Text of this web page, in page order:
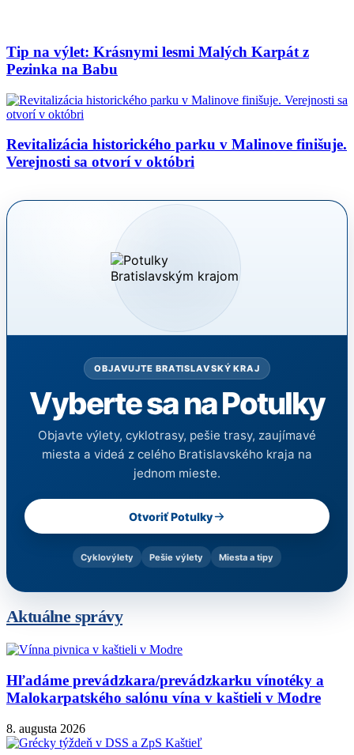
Tip na výlet: Krásnymi lesmi Malých Karpát z
Pezinka na Babu
Revitalizácia historického parku v Malinove finišuje.
Verejnosti sa otvorí v októbri
OBJAVUJTE BRATISLAVSKÝ KRAJ
Vyberte sa na Potulky
Objavte výlety, cyklotrasy, pešie trasy, zaujímavé
miesta a videá z celého Bratislavského kraja na
jednom mieste.
Otvoriť Potulky
Cyklovýlety Pešie výlety Miesta a tipy
Aktuálne správy
Hľadáme prevádzkara/prevádzkarku vínotéky a
Malokarpatského salónu vína v kaštieli v Modre
8. augusta 2026